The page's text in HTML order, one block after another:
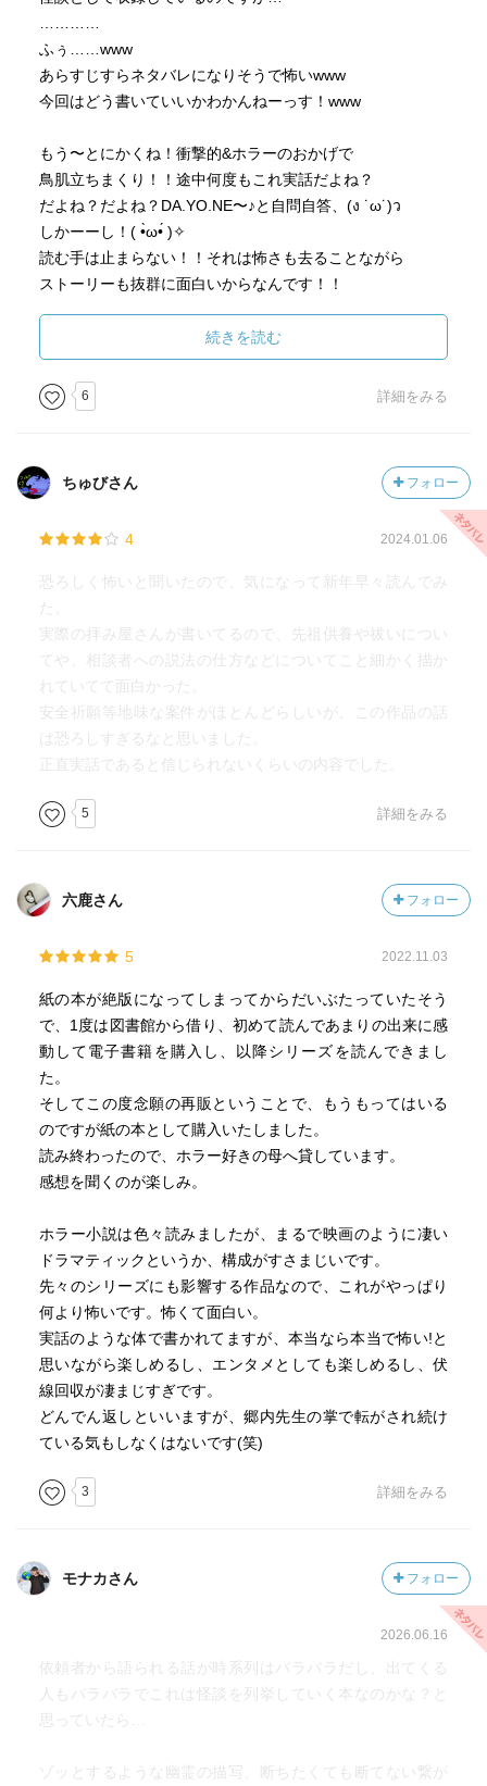
ふぅ……www
あらすじすらネタバレになりそうで怖いwww
今回はどう書いていいかわかんねーっす！www
もう〜とにかくね！衝撃的&ホラーのおかげで
鳥肌立ちまくり！！途中何度もこれ実話だよね？
だよね？だよね？DA.YO.NE〜♪と自問自答、(ง ˙ω˙)ว
しかーーし！( •̀ω•́ )✧
読む手は止まらない！！それは怖さも去ることながら
ストーリーも抜群に面白いからなんです！！
読後は放心状態でﾁ━━( ꒪⌓꒪)━━ﾝ･･･
この夏にホラー小説を欲してるあなた！！
あなたに是非読んでいただきたおすすめな作品です！！
これを実体験した郷内先生スゲェっす！✨⁝(ᵒ̴̶̷᷄⌑ ᵒ̴̶̷᷅ )⁝
続きを読む
6 詳細をみる
ちゅびさん フォロー
4 2024.01.06
恐ろしく怖いと聞いたので、気になって新年早々読んでみ
た。
実際の拝み屋さんが書いてるので、先祖供養や祓いについ
てや、相談者への説法の仕方などについてこと細かく描か
れていてて面白かった。
安全祈願等地味な案件がほとんどらしいが、この作品の話
は恐ろしすぎるなと思いました。
正直実話であると信じられないくらいの内容でした。
5 詳細をみる
六鹿さん フォロー
5 2022.11.03
紙の本が絶版になってしまってからだいぶたっていたそう
で、1度は図書館から借り、初めて読んであまりの出来に感
動して電子書籍を購入し、以降シリーズを読んできまし
た。
そしてこの度念願の再販ということで、もうもってはいる
のですが紙の本として購入いたしました。
読み終わったので、ホラー好きの母へ貸しています。
感想を聞くのが楽しみ。
ホラー小説は色々読みましたが、まるで映画のように凄い
ドラマティックというか、構成がすさまじいです。
先々のシリーズにも影響する作品なので、これがやっぱり
何より怖いです。怖くて面白い。
実話のような体で書かれてますが、本当なら本当で怖い!と
思いながら楽しめるし、エンタメとしても楽しめるし、伏
線回収が凄まじすぎです。
どんでん返しといいますが、郷内先生の掌で転がされ続け
ている気もしなくはないです(笑)
3 詳細をみる
モナカさん フォロー
2026.06.16
依頼者から語られる話が時系列はバラバラだし、出てくる
人もバラバラでこれは怪談を列挙していく本なのかな？と
思っていたら…
ゾッとするような幽霊の描写、断ちたくても断てない繋が